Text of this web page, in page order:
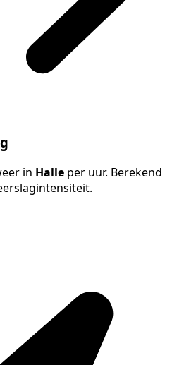
in Halle per uur. Berekend